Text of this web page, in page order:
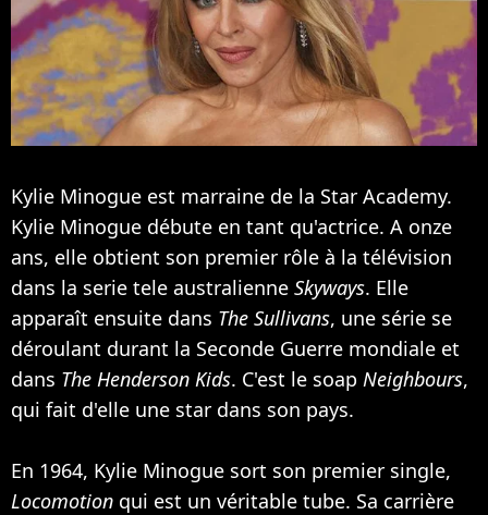
Kylie Minogue est marraine de la Star Academy.
Kylie Minogue débute en tant qu'actrice. A onze
ans, elle obtient son premier rôle à la télévision
dans la serie tele australienne Skyways. Elle
apparaît ensuite dans The Sullivans, une série se
déroulant durant la Seconde Guerre mondiale et
dans The Henderson Kids. C'est le soap Neighbours,
qui fait d'elle une star dans son pays.
En 1964, Kylie Minogue sort son premier single,
Locomotion qui est un véritable tube. Sa carrière